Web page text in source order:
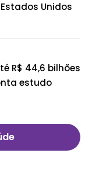
Unidos
R$ 44,6 bilhões
estudo